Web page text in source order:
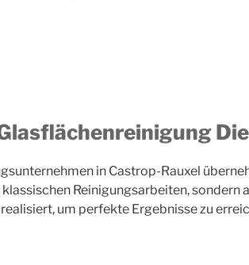
in Castrop-Rauxel
Reinigungsarbeiten,
um perfekte Ergebnisse zu